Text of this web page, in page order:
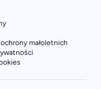
małoletnich